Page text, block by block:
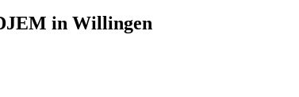
in Willingen